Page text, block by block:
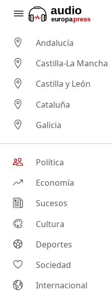
Andalucía
Castilla-La Mancha
Castilla y León
Cataluña
Galicia
Política
Economía
Sucesos
Cultura
Deportes
Sociedad
Internacional